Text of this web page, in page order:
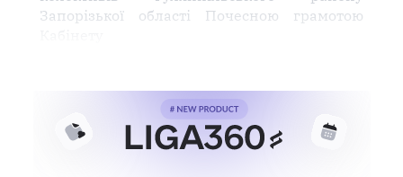
Запорізької області Почесною грамотою